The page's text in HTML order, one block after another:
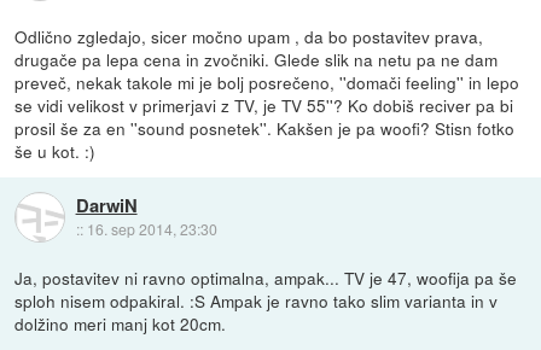
Odlično zgledajo, sicer močno upam , da bo postavitev prava,
drugače pa lepa cena in zvočniki. Glede slik na netu pa ne dam
preveč, nekak takole mi je bolj posrečeno, ''domači feeling'' in lepo
se vidi velikost v primerjavi z TV, je TV 55''? Ko dobiš reciver pa bi
prosil še za en ''sound posnetek''. Kakšen je pa woofi? Stisn fotko
še u kot. :)
DarwiN
:: 16. sep 2014, 23:30
Ja, postavitev ni ravno optimalna, ampak... TV je 47, woofija pa še
sploh nisem odpakiral. :S Ampak je ravno tako slim varianta in v
dolžino meri manj kot 20cm.